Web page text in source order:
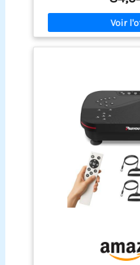
s’adapte à votre routine
Avec ses 99 Niveaux
cet appareil est pensé
de vie actif. Il offre
seul dispositif – idéal
pour toute la famille 【
avec Télécommande et
Compact et léger, il se
canapé ou un lit. Livré
sans fil pour régler les 99
que deux bandes de
bras, la poitrine et le
regardant la télévision
plaque vibrante
appels
les muscles,
musculaire accrue et
type d'appareil favorise
calories et graisses.
augmentant leur
renforce la capacité de
à se réparer. Le
première utilisation. Une
régulière renforce le
les nerfs et les os,
chroniques, répare les
offre une plus grande
MODES, 99 NIVEAUX ET
plateforme vibrante
modes et 99 niveaux
d'essayer différents
cet appareil, réalisez vos